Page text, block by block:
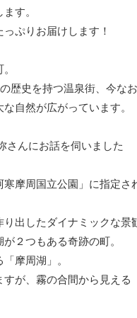
す。
ぷりお届けします！
歴史を持つ温泉街、今な
自然が広がっています。
んにお話を伺いました
摩周国立公園」に指定
出したダイナミックな景
２つもある奇跡の町。
摩周湖」。
が、霧の合間から見え